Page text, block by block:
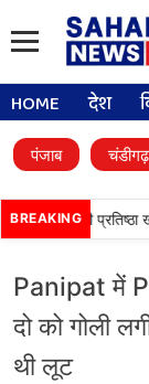
HOME देश
पंजाब चंडीगढ़
BREAKING
दल) अपनी
Panipat में
दो को गोली
थी लूट